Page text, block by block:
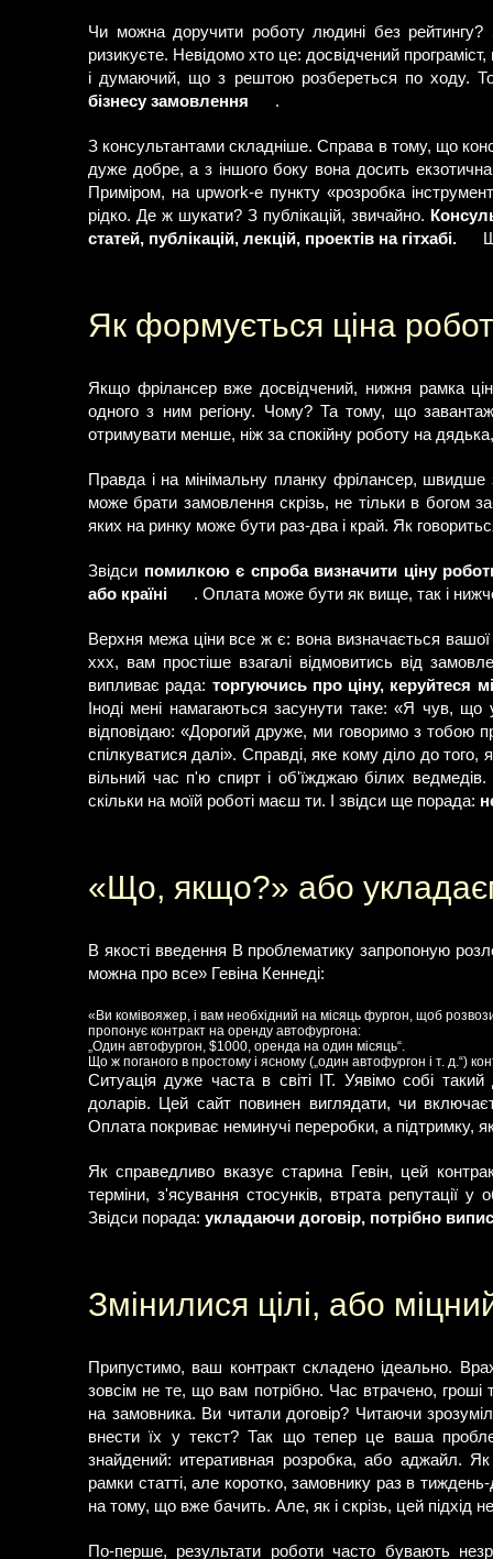
Чи можна доручити роботу людині без
ризикуєте. Невідомо хто це: досвідчений
і думаючий, що з рештою розбереться по ходу.
бізнесу замовлення
.
З консультантами складніше. Справа в тому, що
дуже добре, а з іншого боку вона досить
Приміром, на upwork-е пункту «розробка
рідко. Де ж шукати? З публікацій, звичайно.
статей, публікацій, лекцій, проектів на гітхабі.
Як формується ціна
Якщо фрілансер вже досвідчений, нижня рамка
одного з ним регіону. Чому? Та тому, що
отримувати менше, ніж за спокійну роботу на
Правда і на мінімальну планку фрілансер,
може брати замовлення скрізь, не тільки в богом
яких на ринку може бути раз-два і край. Як
Звідси помилкою є спроба визначити ціну
або країні
. Оплата може бути як вище, так і
Верхня межа ціни все ж є: вона визначається
xxx, вам простіше взагалі відмовитись від
випливає рада: торгуючись про ціну, керуйтеся
Іноді мені намагаються засунути таке: «Я чув,
відповідаю: «Дорогий друже, ми говоримо з тобою
спілкуватися далі». Справді, яке кому діло до
вільний час п'ю спирт і об'їжджаю білих
скільки на моїй роботі маєш ти. І звідси ще порада:
«Що, якщо?» або
В якості введення В проблематику запропоную
можна про все» Гевіна Кеннеді:
«Ви комівояжер, і вам необхідний на місяць фургон, щоб
пропонує контракт на оренду автофургона:
„Один автофургон, $1000, оренда на один місяць“.
Що ж поганого в простому і ясному („один автофургон і т. д.“)
Ситуація дуже часта в світі IT. Уявімо собі
доларів. Цей сайт повинен виглядати, чи
Оплата покриває неминучі переробки, а підтримку,
Як справедливо вказує старина Гевін, цей
терміни, з'ясування стосунків, втрата репутації
Звідси порада: укладаючи договір, потрібно
Змінилися цілі, або
Припустимо, ваш контракт складено ідеально.
зовсім не те, що вам потрібно. Час втрачено,
на замовника. Ви читали договір? Читаючи
внести їх у текст? Так що тепер це ваша
знайдений: итеративная розробка, або аджайл.
рамки статті, але коротко, замовнику раз в
на тому, що вже бачить. Але, як і скрізь, цей підхід
По-перше, результати роботи часто бувають